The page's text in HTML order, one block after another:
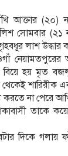
আক্তার (২০)
সোমবার (২১
লাশ উদ্ধার
নেয়ামতপুরের
বিয়ে হয় মৃত
থেকেই শারিরীক
করতে না পেরে
তাকে
দিকে গলায়